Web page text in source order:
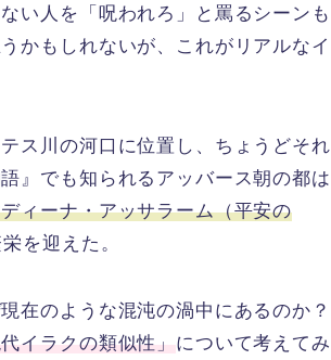
い人を「呪われろ」と罵るシーンも
かもしれないが、これがリアルなイ
ス川の河口に位置し、ちょうどそれ
』でも知られるアッバース朝の都は
ィーナ・アッサラーム（平安の
を迎えた。
在のような混沌の渦中にあるのか？
イラクの類似性」 について考えてみ